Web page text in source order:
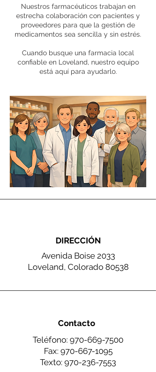
Nuestros farmacéuticos trabajan en
estrecha colaboración con pacientes y
proveedores para que la gestión de
medicamentos sea sencilla y sin estrés.
Cuando busque una farmacia local
confiable en Loveland, nuestro equipo
está aquí para ayudarlo.
DIRECCIÓN
Avenida Boise 2033
Loveland, Colorado 80538
Contacto
Teléfono: 970-669-7500
Fax: 970-667-1095
Texto: 970-236-7553